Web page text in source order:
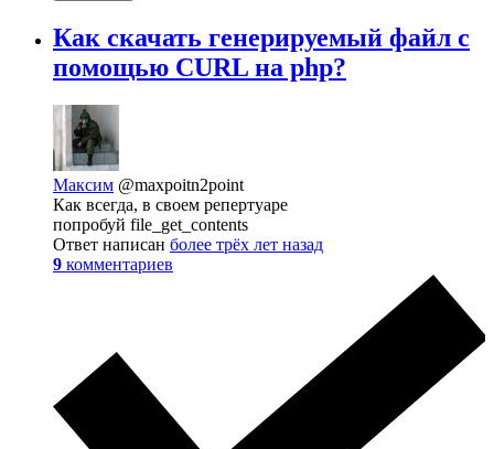
Как скачать генерируемый файл с
помощью CURL на php?
Максим @maxpoitn2point
Как всегда, в своем репертуаре
попробуй file_get_contents
Ответ написан более трёх лет назад
9 комментариев